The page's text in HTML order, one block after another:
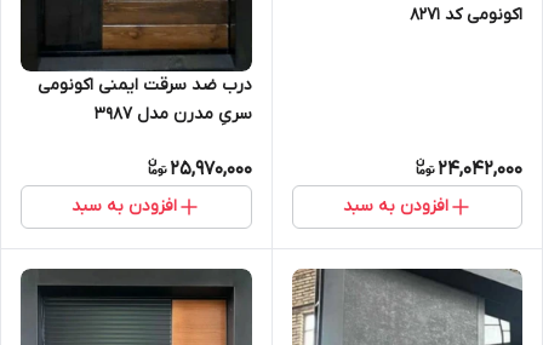
اکونومی کد 8271
24,042,000
افزودن به سبد
درب ضد سرقت ایمنی اکونومی
سریِ مدرن مدل 3987
25,970,000
افزودن به سبد